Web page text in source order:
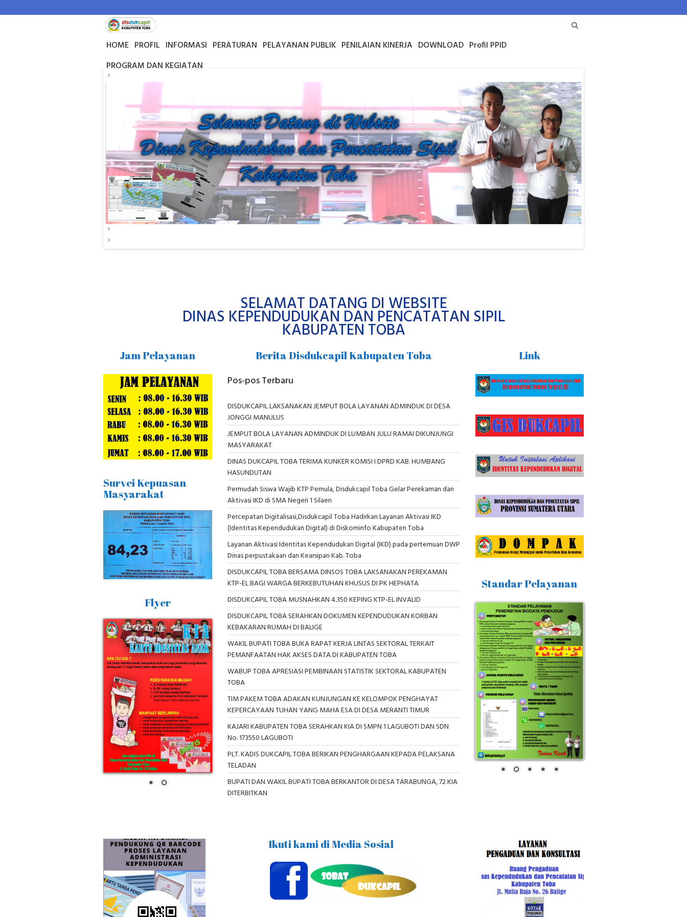
HOME PROFIL INFORMASI PERATURAN PELAYANAN PUBLIK PENILAIAN KINERJA DOWNLOAD Profil PPID
PROGRAM DAN KEGIATAN
SELAMAT DATANG DI WEBSITE
DINAS KEPENDUDUKAN DAN PENCATATAN SIPIL
KABUPATEN TOBA
Jam Pelayanan
Survei Kepuasan
Masyarakat
Flyer
Berita Disdukcapil Kabupaten Toba
Pos-pos Terbaru
DISDUKCAPIL LAKSANAKAN JEMPUT BOLA LAYANAN ADMINDUK DI DESA
JONGGI MANULUS
JEMPUT BOLA LAYANAN ADMINDUK DI LUMBAN JULU RAMAI DIKUNJUNGI
MASYARAKAT
DINAS DUKCAPIL TOBA TERIMA KUNKER KOMISI I DPRD KAB. HUMBANG
HASUNDUTAN
Permudah Siswa Wajib KTP Pemula, Disdukcapil Toba Gelar Perekaman dan
Aktivasi IKD di SMA Negeri 1 Silaen
Percepatan Digitalisasi,Disdukcapil Toba Hadirkan Layanan Aktivasi IKD
(Identitas Kependudukan Digital) di Diskominfo Kabupaten Toba
Layanan Aktivasi Identitas Kependudukan Digital (IKD) pada pertemuan DWP
Dinas perpustakaan dan Kearsipan Kab. Toba
DISDUKCAPIL TOBA BERSAMA DINSOS TOBA LAKSANAKAN PEREKAMAN
KTP-EL BAGI WARGA BERKEBUTUHAN KHUSUS DI PK HEPHATA
DISDUKCAPIL TOBA MUSNAHKAN 4.350 KEPING KTP-EL INVALID
DISDUKCAPIL TOBA SERAHKAN DOKUMEN KEPENDUDUKAN KORBAN
KEBAKARAN RUMAH DI BALIGE
WAKIL BUPATI TOBA BUKA RAPAT KERJA LINTAS SEKTORAL TERKAIT
PEMANFAATAN HAK AKSES DATA DI KABUPATEN TOBA
WABUP TOBA APRESIASI PEMBINAAN STATISTIK SEKTORAL KABUPATEN
TOBA
TIM PAKEM TOBA ADAKAN KUNJUNGAN KE KELOMPOK PENGHAYAT
KEPERCAYAAN TUHAN YANG MAHA ESA DI DESA MERANTI TIMUR
KAJARI KABUPATEN TOBA SERAHKAN KIA DI SMPN 1 LAGUBOTI DAN SDN
No. 173550 LAGUBOTI
PLT. KADIS DUKCAPIL TOBA BERIKAN PENGHARGAAN KEPADA PELAKSANA
TELADAN
BUPATI DAN WAKIL BUPATI TOBA BERKANTOR DI DESA TARABUNGA, 72 KIA
DITERBITKAN
Link
Standar Pelayanan
Ikuti kami di Media Sosial